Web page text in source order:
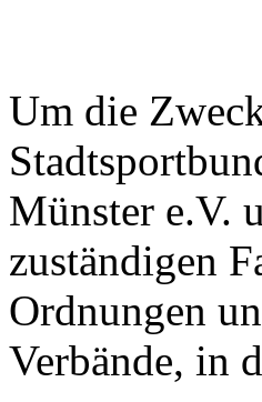
Um die
Münster e.V.
zuständigen
Ordnungen
Verbände, in